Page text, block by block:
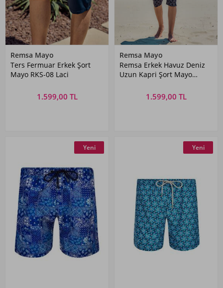
Remsa Mayo
Ters Fermuar Erkek Şort
Mayo RKS-08 Laci
1.599,00 TL
Remsa Mayo
Remsa Erkek Havuz Deniz
Uzun Kapri Şort Mayo
1.599,00 TL
Yeni Yeni